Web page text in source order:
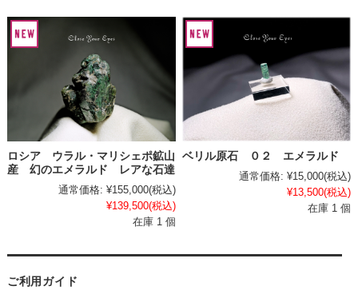
ロシア ウラル・マリシェポ鉱山
産 幻のエメラルド レアな石達
通常価格: ¥155,000(税込)
¥139,500(税込)
在庫 1 個
ベリル原石 ０２ エメラルド
通常価格: ¥15,000(税込)
¥13,500(税込)
在庫 1 個
ご利用ガイド